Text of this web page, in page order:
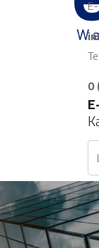
0